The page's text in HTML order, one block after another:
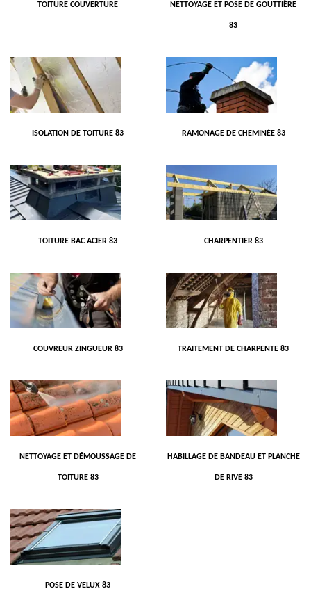
TOITURE COUVERTURE NETTOYAGE ET POSE DE GOUTTIÈRE
83
ISOLATION DE TOITURE 83 RAMONAGE DE CHEMINÉE 83
TOITURE BAC ACIER 83 CHARPENTIER 83
COUVREUR ZINGUEUR 83 TRAITEMENT DE CHARPENTE 83
NETTOYAGE ET DÉMOUSSAGE DE
TOITURE 83
HABILLAGE DE BANDEAU ET PLANCHE
DE RIVE 83
POSE DE VELUX 83